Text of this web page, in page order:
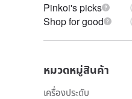
Pinkoi's picks
Shop for good
หมวดหมู่สินค้า
เครื่องประดับ